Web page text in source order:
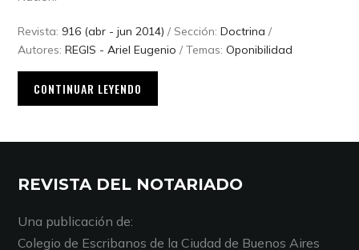
Revista: 916 (abr - jun 2014) / Sección:Doctrina /
Autores:REGIS - Ariel Eugenio / Temas:Oponibilidad
CONTINUAR LEYENDO
REVISTA DEL NOTARIADO
Una publicación de:
Colegio de Escribanos de la Ciudad de Buenos Aires